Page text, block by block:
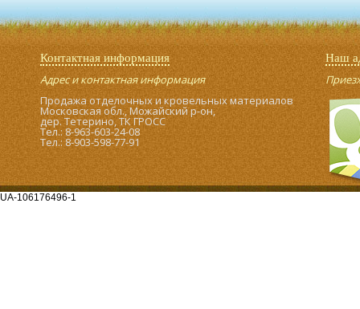
Контактная информация
Адрес и контактная информация
Продажа отделочных и кровельных материалов
Московская обл., Можайский р-он,
дер. Тетерино, ТК ГРОСС
Тел.: 8-963-603-24-08
Тел.: 8-903-598-77-91
Наш
UA-106176496-1